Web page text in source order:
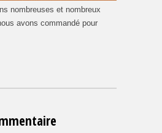
nombreuses et nombreux
avons commandé pour